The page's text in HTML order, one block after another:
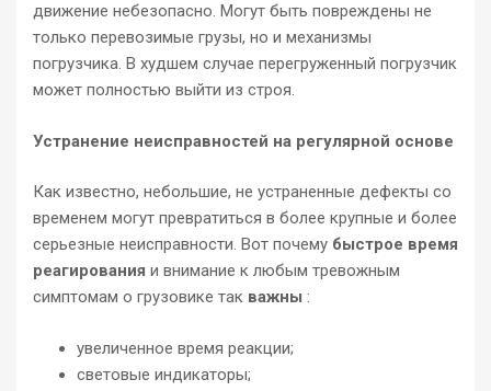
движение небезопасно. Могут быть повреждены не
только перевозимые грузы, но и механизмы
погрузчика. В худшем случае перегруженный погрузчик
может полностью выйти из строя.
Устранение неисправностей на регулярной основе
Как известно, небольшие, не устраненные дефекты со
временем могут превратиться в более крупные и более
серьезные неисправности. Вот почему быстрое время
реагирования и внимание к любым тревожным
симптомам о грузовике так важны :
увеличенное время реакции;
световые индикаторы;